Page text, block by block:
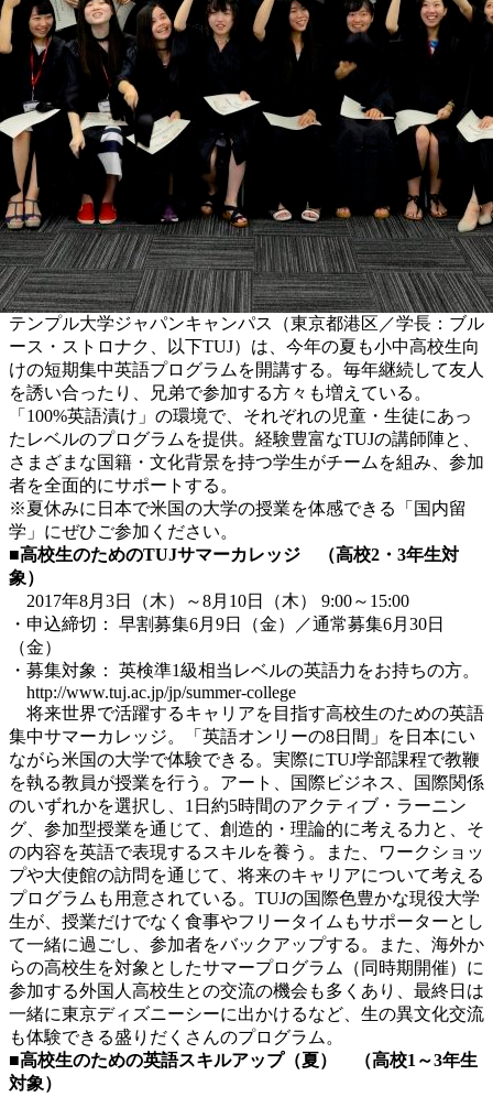
テンプル大学ジャパンキャンパス（東京都港区／学長：ブル
ース・ストロナク、以下TUJ）は、今年の夏も小中高校生向
けの短期集中英語プログラムを開講する。毎年継続して友人
を誘い合ったり、兄弟で参加する方々も増えている。
「100%英語漬け」の環境で、それぞれの児童・生徒にあっ
たレベルのプログラムを提供。経験豊富なTUJの講師陣と、
さまざまな国籍・文化背景を持つ学生がチームを組み、参加
者を全面的にサポートする。
※夏休みに日本で米国の大学の授業を体感できる「国内留
学」にぜひご参加ください。
■高校生のためのTUJサマーカレッジ （高校2・3年生対
象）
2017年8月3日（木）～8月10日（木） 9:00～15:00
・申込締切： 早割募集6月9日（金）／通常募集6月30日
（金）
・募集対象： 英検準1級相当レベルの英語力をお持ちの方。
http://www.tuj.ac.jp/jp/summer-college
将来世界で活躍するキャリアを目指す高校生のための英語
集中サマーカレッジ。「英語オンリーの8日間」を日本にい
ながら米国の大学で体験できる。実際にTUJ学部課程で教鞭
を執る教員が授業を行う。アート、国際ビジネス、国際関係
のいずれかを選択し、1日約5時間のアクティブ・ラーニン
グ、参加型授業を通じて、創造的・理論的に考える力と、そ
の内容を英語で表現するスキルを養う。また、ワークショッ
プや大使館の訪問を通じて、将来のキャリアについて考える
プログラムも用意されている。TUJの国際色豊かな現役大学
生が、授業だけでなく食事やフリータイムもサポーターとし
て一緒に過ごし、参加者をバックアップする。また、海外か
らの高校生を対象としたサマープログラム（同時期開催）に
参加する外国人高校生との交流の機会も多くあり、最終日は
一緒に東京ディズニーシーに出かけるなど、生の異文化交流
も体験できる盛りだくさんのプログラム。
■高校生のための英語スキルアップ（夏） （高校1～3年生
対象）